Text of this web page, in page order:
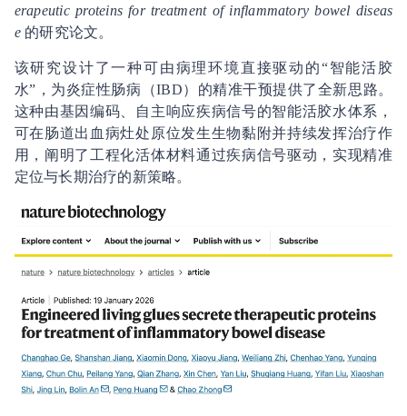
erapeutic proteins for treatment of inflammatory bowel diseas
e 的研究论文。
该研究设计了一种可由病理环境直接驱动的“智能活胶
水”，为炎症性肠病（IBD）的精准干预提供了全新思路。
这种由基因编码、自主响应疾病信号的智能活胶水体系，
可在肠道出血病灶处原位发生生物黏附并持续发挥治疗作
用，阐明了工程化活体材料通过疾病信号驱动，实现精准
定位与长期治疗的新策略。